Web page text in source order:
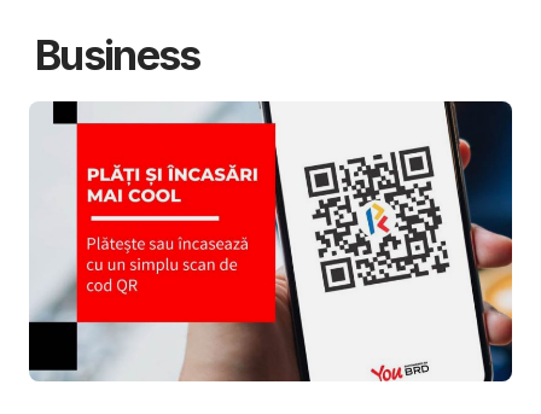
Business